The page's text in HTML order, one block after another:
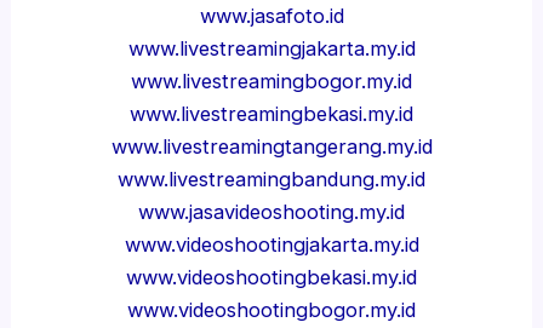
www.jasafoto.id
www.livestreamingjakarta.my.id
www.livestreamingbogor.my.id
www.livestreamingbekasi.my.id
www.livestreamingtangerang.my.id
www.livestreamingbandung.my.id
www.jasavideoshooting.my.id
www.videoshootingjakarta.my.id
www.videoshootingbekasi.my.id
www.videoshootingbogor.my.id